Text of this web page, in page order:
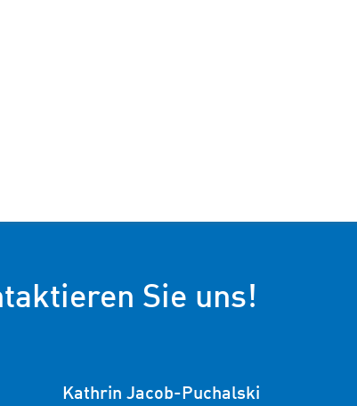
Sie uns!
Kathrin Jacob-Puchalski